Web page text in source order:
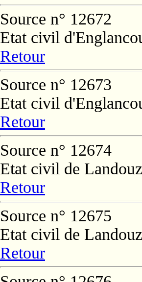
Source n° 12672
Etat civil
Retour
Source n° 12673
Etat civil
Retour
Source n° 12674
Etat civil de
Retour
Source n° 12675
Etat civil de
Retour